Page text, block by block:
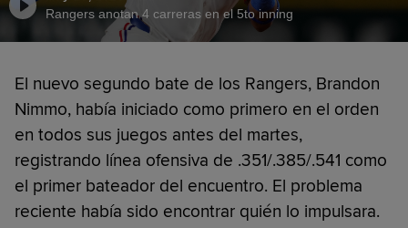
Rangers anotan 4 carreras en el 5to inning
El nuevo segundo bate de los Rangers, Brandon
Nimmo, había iniciado como primero en el orden
en todos sus juegos antes del martes,
registrando línea ofensiva de .351/.385/.541 como
el primer bateador del encuentro. El problema
reciente había sido encontrar quién lo impulsara.